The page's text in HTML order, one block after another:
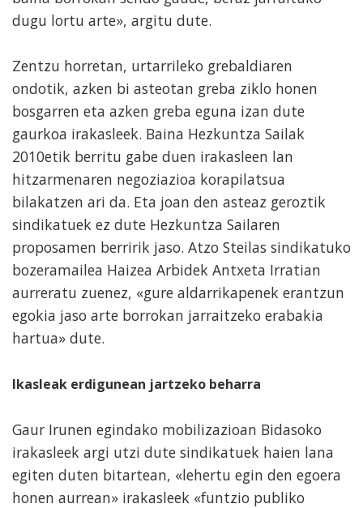
dugu lortu arte», argitu dute.
Zentzu horretan, urtarrileko grebaldiaren
ondotik, azken bi asteotan greba ziklo honen
bosgarren eta azken greba eguna izan dute
gaurkoa irakasleek. Baina Hezkuntza Sailak
2010etik berritu gabe duen irakasleen lan
hitzarmenaren negoziazioa korapilatsua
bilakatzen ari da. Eta joan den asteaz geroztik
sindikatuek ez dute Hezkuntza Sailaren
proposamen berririk jaso. Atzo Steilas sindikatuko
bozeramailea Haizea Arbidek Antxeta Irratian
aurreratu zuenez, «gure aldarrikapenek erantzun
egokia jaso arte borrokan jarraitzeko erabakia
hartua» dute.
Ikasleak erdigunean jartzeko beharra
Gaur Irunen egindako mobilizazioan Bidasoko
irakasleek argi utzi dute sindikatuek haien lana
egiten duten bitartean, «lehertu egin den egoera
honen aurrean» irakasleek «funtzio publiko